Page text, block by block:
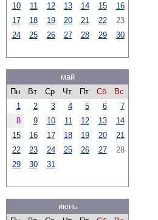
10
11 12 13 14 15
16
17
18 19 20 21 22
23
24
25 26 27 28 29 30
май
Пн
Вт Ср Чт Пт Сб
Вс
1
2 3 4 5 6
7
8
9 10 11 12 13
14
15
16 17 18 19 20
21
22
23 24 25 26 27
28
29
30 31
июнь